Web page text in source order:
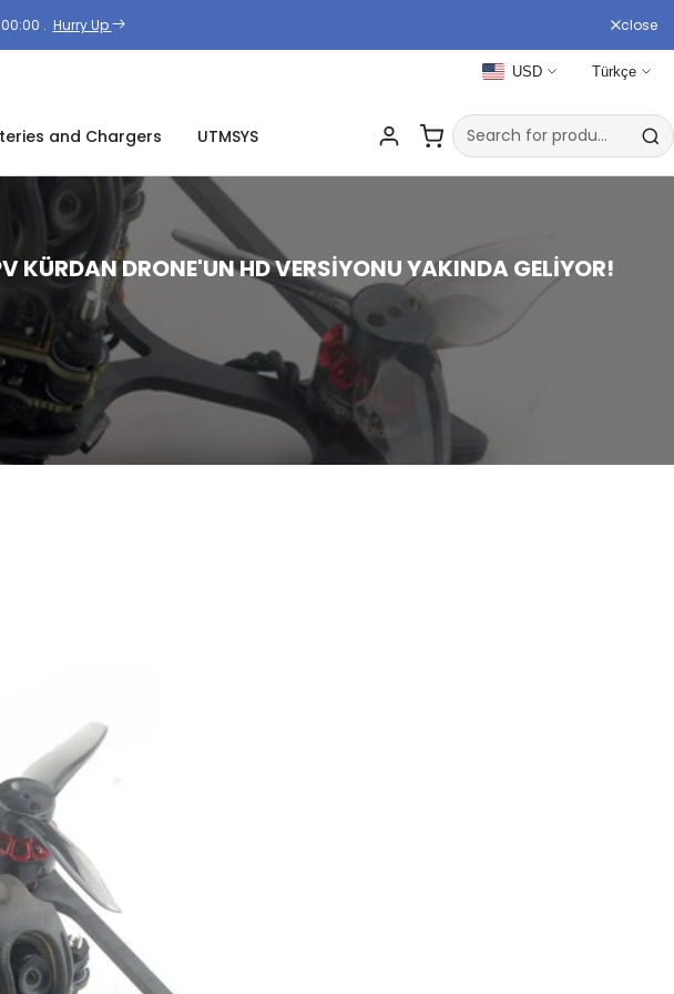
00:00 . Hurry Up close
USD Türkçe
and Chargers UTMSYS
KÜRDAN DRONE'UN HD VERSIYONU YAKINDA GELIYOR!